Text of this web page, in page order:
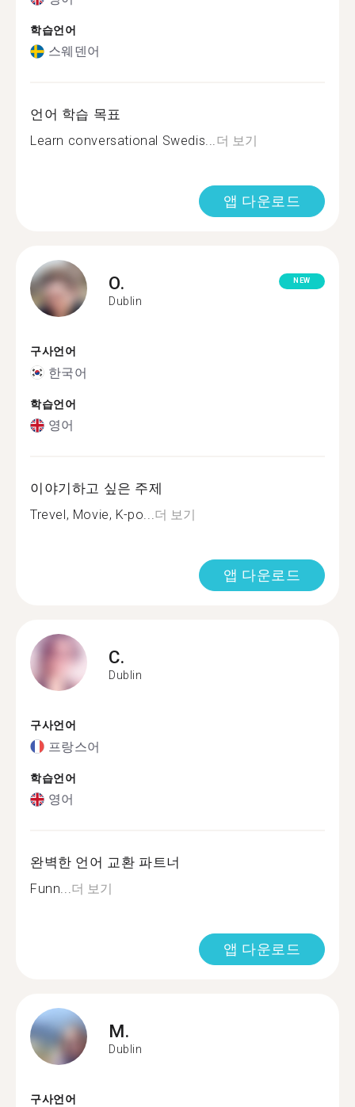
학습언어
스웨덴어
언어 학습 목표
Learn conversational Swedis...더 보기
앱 다운로드
O.
Dublin
NEW
구사언어
한국어
학습언어
영어
이야기하고 싶은 주제
Trevel, Movie, K-po...더 보기
앱 다운로드
C.
Dublin
구사언어
프랑스어
학습언어
영어
완벽한 언어 교환 파트너
Funn...더 보기
앱 다운로드
M.
Dublin
구사언어